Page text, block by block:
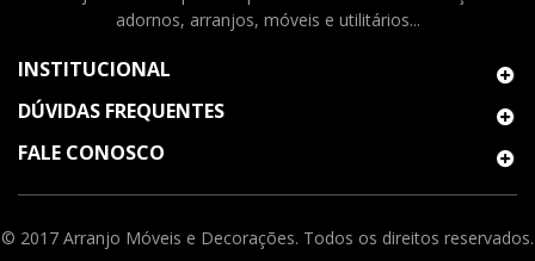
adornos, arranjos, móveis e utilitários...
INSTITUCIONAL
DÚVIDAS FREQUENTES
FALE CONOSCO
© 2017 Arranjo Móveis e Decorações. Todos os direitos reservados.